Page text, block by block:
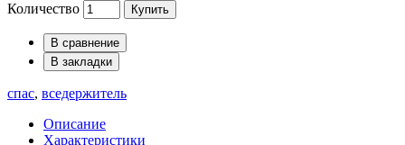
Количество
Купить
В сравнение
В закладки
спас, вседержитель
Описание
Характеристики